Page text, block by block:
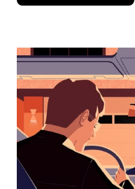
la
bas
interagir
avec
calendrier
et
sélectionner
une
date.
Appuyez